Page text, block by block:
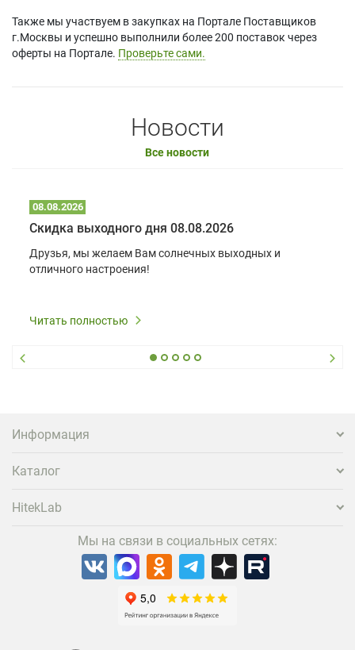
Также мы участвуем в закупках на Портале Поставщиков
г.Москвы и успешно выполнили более 200 поставок через
оферты на Портале. Проверьте сами.
Новости
Все новости
08.08.2026
Скидка выходного дня 08.08.2026
Друзья, мы желаем Вам солнечных выходных и
отличного настроения!
Читать полностью
Информация
Каталог
HitekLab
Мы на связи в социальных сетях: